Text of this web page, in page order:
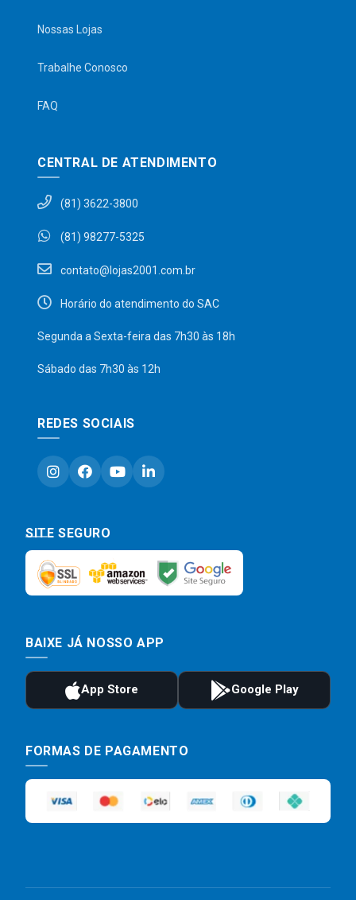
Nossas Lojas
Trabalhe Conosco
FAQ
CENTRAL DE ATENDIMENTO
(81) 3622-3800
(81) 98277-5325
contato@lojas2001.com.br
Horário do atendimento do SAC
Segunda a Sexta-feira das 7h30 às 18h
Sábado das 7h30 às 12h
REDES SOCIAIS
SITE SEGURO
BAIXE JÁ NOSSO APP
FORMAS DE PAGAMENTO